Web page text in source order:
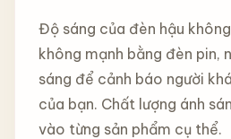
Độ sáng của đèn hậu
không mạnh bằng đèn pin,
sáng để cảnh báo người
của bạn. Chất lượng ánh
vào từng sản phẩm cụ thể.